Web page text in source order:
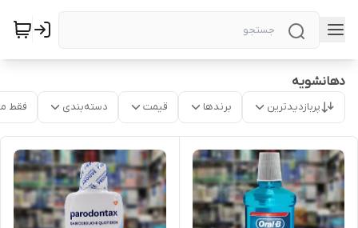
دهانشویه
پربازدیدترین برندها قیمت دسته‌بندی فقط